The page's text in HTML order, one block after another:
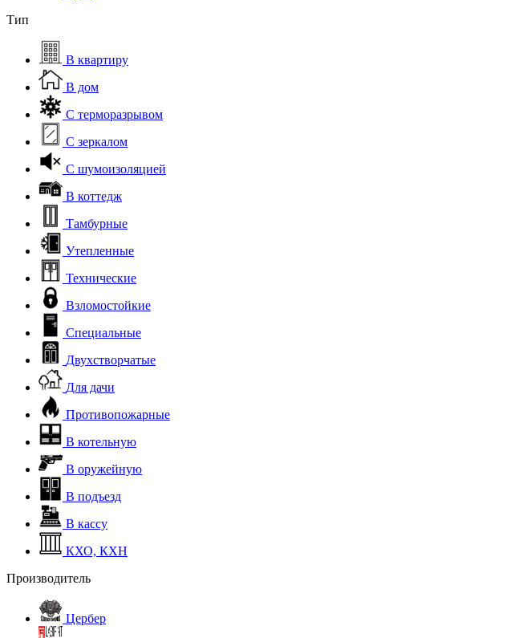
Тип
В квартиру
В дом
С терморазрывом
С зеркалом
С шумоизоляцией
В коттедж
Тамбурные
Утепленные
Технические
Взломостойкие
Специальные
Двухстворчатые
Для дачи
Противопожарные
В котельную
В оружейную
В подъезд
В кассу
КХО, КХН
Производитель
Цербер